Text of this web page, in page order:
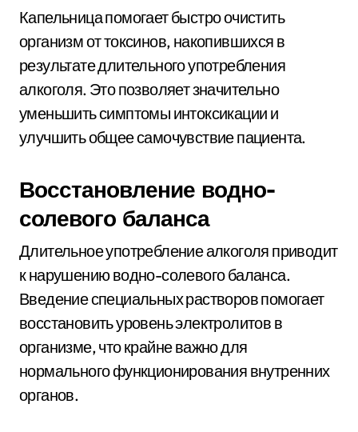
Капельница помогает быстро очистить
организм от токсинов, накопившихся в
результате длительного употребления
алкоголя. Это позволяет значительно
уменьшить симптомы интоксикации и
улучшить общее самочувствие пациента.
Восстановление водно-
солевого баланса
Длительное употребление алкоголя приводит
к нарушению водно-солевого баланса.
Введение специальных растворов помогает
восстановить уровень электролитов в
организме, что крайне важно для
нормального функционирования внутренних
органов.